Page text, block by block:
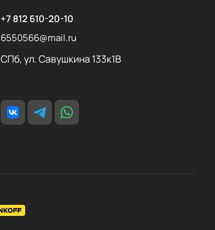
+7 812 610-20-10
6550566@mail.ru
СПб, ул. Савушкина 133к1В